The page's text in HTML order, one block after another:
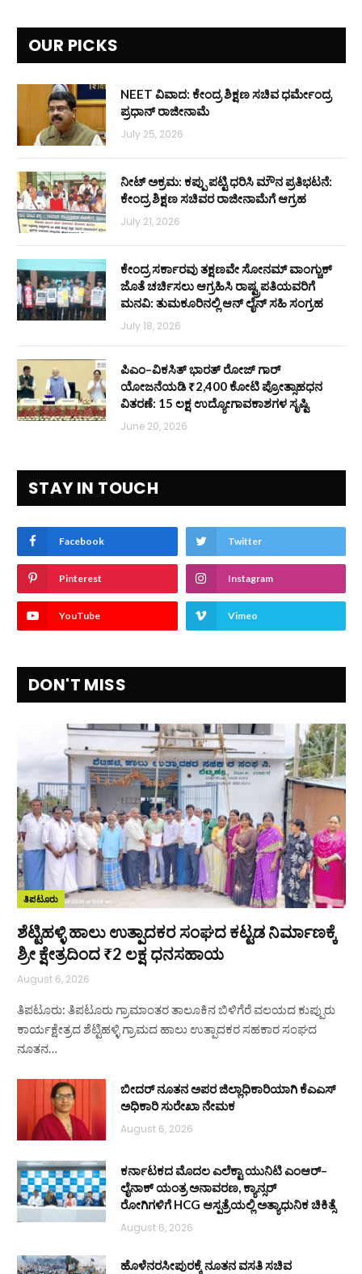
OUR PICKS
NEET ವಿವಾದ: ಕೇಂದ್ರ ಶಿಕ್ಷಣ ಸಚಿವ ಧರ್ಮೇಂದ್ರ
ಪ್ರಧಾನ್ ರಾಜೀನಾಮೆ
July 25, 2026
ನೀಟ್ ಅಕ್ರಮ: ಕಪ್ಪು ಪಟ್ಟಿ ಧರಿಸಿ ಮೌನ ಪ್ರತಿಭಟನೆ:
ಕೇಂದ್ರ ಶಿಕ್ಷಣ ಸಚಿವರ ರಾಜೀನಾಮೆಗೆ ಆಗ್ರಹ
July 21, 2026
ಕೇಂದ್ರ ಸರ್ಕಾರವು ತಕ್ಷಣವೇ ಸೋನಮ್ ವಾಂಗ್ಚುಕ್
ಜೊತೆ ಚರ್ಚಿಸಲು ಆಗ್ರಹಿಸಿ ರಾಷ್ಟ್ರಪತಿಯವರಿಗೆ
ಮನವಿ: ತುಮಕೂರಿನಲ್ಲಿ ಆನ್‌ ಲೈನ್ ಸಹಿ ಸಂಗ್ರಹ
July 18, 2026
ಪಿಎಂ–ವಿಕಸಿತ್ ಭಾರತ್ ರೋಜ್‌ ಗಾರ್
ಯೋಜನೆಯಡಿ ₹2,400 ಕೋಟಿ ಪ್ರೋತ್ಸಾಹಧನ
ವಿತರಣೆ: 15 ಲಕ್ಷ ಉದ್ಯೋಗಾವಕಾಶಗಳ ಸೃಷ್ಟಿ
June 20, 2026
STAY IN TOUCH
Facebook Twitter
Pinterest Instagram
YouTube Vimeo
DON'T MISS
ತಿಪಟೂರು
ಶೆಟ್ಟಿಹಳ್ಳಿ ಹಾಲು ಉತ್ಪಾದಕರ ಸಂಘದ ಕಟ್ಟಡ ನಿರ್ಮಾಣಕ್ಕೆ
ಶ್ರೀ ಕ್ಷೇತ್ರದಿಂದ ₹2 ಲಕ್ಷ ಧನಸಹಾಯ
August 6, 2026
ತಿಪಟೂರು: ತಿಪಟೂರು ಗ್ರಾಮಾಂತರ ತಾಲೂಕಿನ ಬಿಳಿಗೆರೆ ವಲಯದ ಕುಪ್ಪುರು
ಕಾರ್ಯಕ್ಷೇತ್ರದ ಶೆಟ್ಟಿಹಳ್ಳಿ ಗ್ರಾಮದ ಹಾಲು ಉತ್ಪಾದಕರ ಸಹಕಾರ ಸಂಘದ
ನೂತನ…
ಬೀದರ್ ನೂತನ ಅಪರ ಜಿಲ್ಲಾಧಿಕಾರಿಯಾಗಿ ಕೆಎಎಸ್
ಅಧಿಕಾರಿ ಸುರೇಖಾ ನೇಮಕ
August 6, 2026
ಕರ್ನಾಟಕದ ಮೊದಲ ಎಲೆಕ್ಟಾ ಯುನಿಟಿ ಎಂಆರ್–
ಲೈನಾಕ್ ಯಂತ್ರ ಅನಾವರಣ, ಕ್ಯಾನ್ಸರ್
ರೋಗಿಗಳಿಗೆ HCG ಆಸ್ಪತ್ರೆಯಲ್ಲಿ ಅತ್ಯಾಧುನಿಕ ಚಿಕಿತ್ಸೆ
August 6, 2026
ಹೊಳೆನರಸೀಪುರಕ್ಕೆ ನೂತನ ವಸತಿ ಸಚಿವ